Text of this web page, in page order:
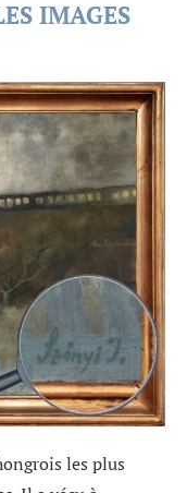
IMAGES
les plus